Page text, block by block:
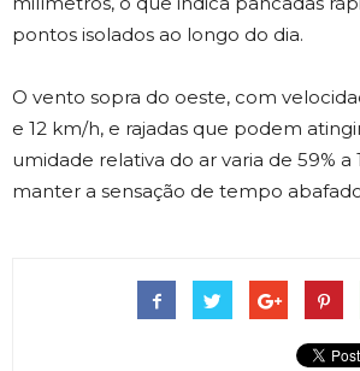
pontos isolados ao longo do dia.
O vento sopra do oeste, com
e 12 km/h, e rajadas que podem
umidade relativa do ar varia de 59% a
manter a sensação de tempo